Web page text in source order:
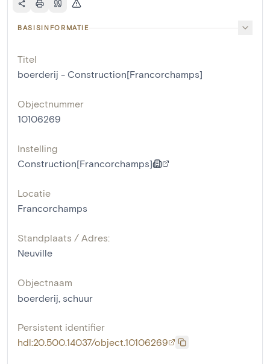
BASISINFORMATIE
Titel
boerderij - Construction[Francorchamps]
Objectnummer
10106269
Instelling
Construction[Francorchamps]
Locatie
Francorchamps
Standplaats / Adres:
Neuville
Objectnaam
boerderij, schuur
Persistent identifier
hdl:20.500.14037/object.10106269